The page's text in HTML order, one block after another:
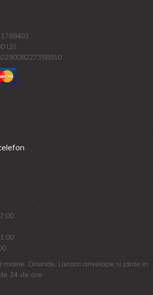
LEI
Oriunde. Livram anvelope si jante in
24 de ore.